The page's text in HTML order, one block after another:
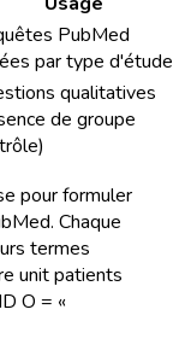
PubMed
par type d'étude
qualitatives
de groupe
pour formuler
Chaque
termes
unit patients
O = «